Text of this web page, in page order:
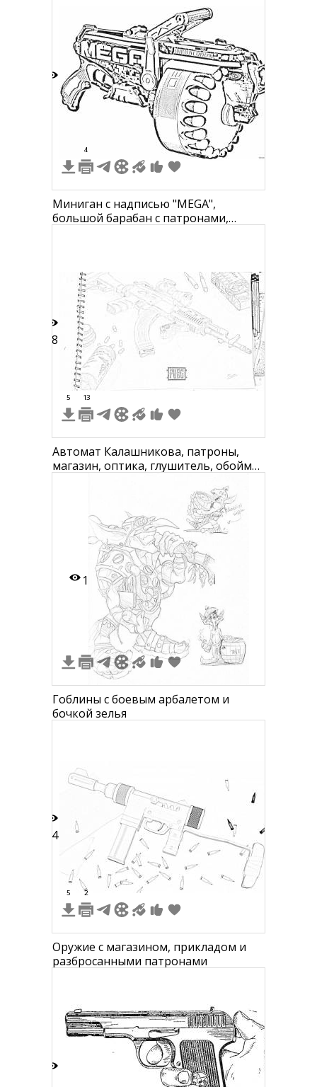
4
Миниган с надписью "MEGA",
большой барабан с патронами,
18
5 13
Автомат Калашникова, патроны,
магазин, оптика, глушитель, обойма,
1
Гоблины с боевым арбалетом и
бочкой зелья
14
5 2
Оружие с магазином, прикладом и
разбросанными патронами